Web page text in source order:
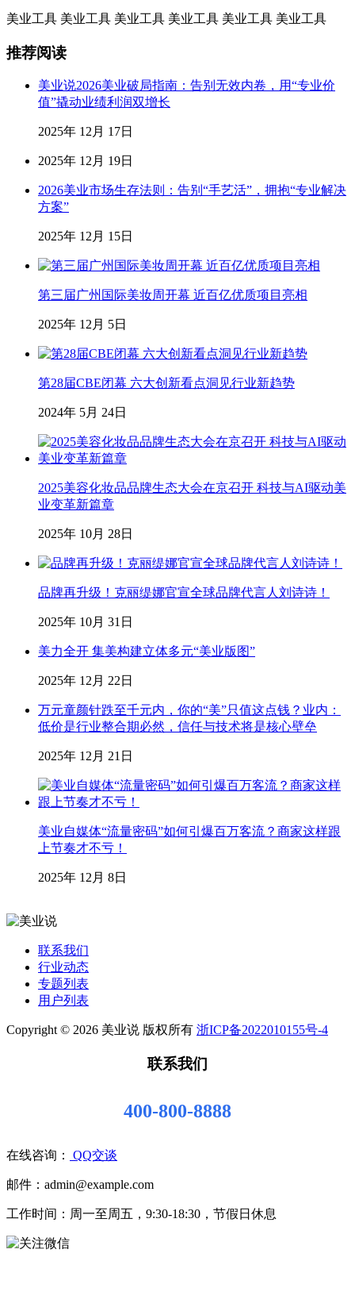
美业工具 美业工具 美业工具 美业工具 美业工具 美业工具
推荐阅读
美业说2026美业破局指南：告别无效内卷，用“专业价
值”撬动业绩利润双增长
2025年 12月 17日
2025年 12月 19日
2026美业市场生存法则：告别“手艺活”，拥抱“专业解决
方案”
2025年 12月 15日
第三届广州国际美妆周开幕 近百亿优质项目亮相
2025年 12月 5日
第28届CBE闭幕 六大创新看点洞见行业新趋势
2024年 5月 24日
2025美容化妆品品牌生态大会在京召开 科技与AI驱动美
业变革新篇章
2025年 10月 28日
品牌再升级！克丽缇娜官宣全球品牌代言人刘诗诗！
2025年 10月 31日
美力全开 集美构建立体多元“美业版图”
2025年 12月 22日
万元童颜针跌至千元内，你的“美”只值这点钱？业内：
低价是行业整合期必然，信任与技术将是核心壁垒
2025年 12月 21日
美业自媒体“流量密码”如何引爆百万客流？商家这样跟
上节奏才不亏！
2025年 12月 8日
联系我们
行业动态
专题列表
用户列表
Copyright © 2026 美业说 版权所有 浙ICP备2022010155号-4
联系我们
400-800-8888
在线咨询： QQ交谈
邮件：admin@example.com
工作时间：周一至周五，9:30-18:30，节假日休息